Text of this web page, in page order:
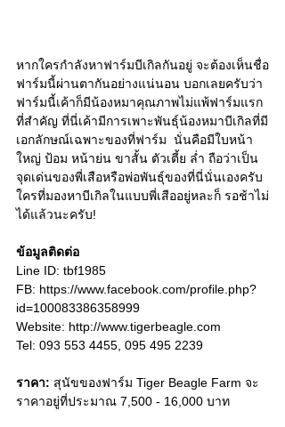
หากใครกำลังหาฟาร์มบีเกิลกันอยู่ จะต้องเห็นชื่อ
ฟาร์มนี้ผ่านตากันอย่างแน่นอน บอกเลยครับว่า
ฟาร์มนี้เค้าก็มีน้องหมาคุณภาพไม่แพ้ฟาร์มแรก
ที่สำคัญ ที่นี่เค้ามีการเพาะพันธุ์น้องหมาบีเกิลที่มี
เอกลักษณ์เฉพาะของที่ฟาร์ม  นั่นคือมีใบหน้า
ใหญ่ ป้อม หน้าย่น ขาสั้น ตัวเตี้ย ล่ำ ถือว่าเป็น
จุดเด่นของพี่เสือหรือพ่อพันธุ์ของที่นี่นั่นเองครับ
ใครที่มองหาบีเกิลในแบบพี่เสืออยู่หละก็ รอช้าไม่
ได้แล้วนะครับ!
ข้อมูลติดต่อ
Line ID: tbf1985
FB: https://www.facebook.com/profile.php?
id=100083386358999
Website: http://www.tigerbeagle.com
Tel: 093 553 4455, 095 495 2239
ราคา: สุนัขของฟาร์ม Tiger Beagle Farm จะ
ราคาอยู่ที่ประมาณ 7,500 - 16,000 บาท